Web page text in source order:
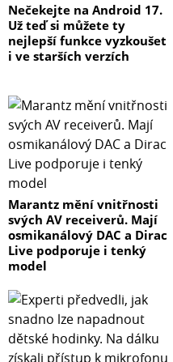
Nečekejte na Android 17.
Už teď si můžete ty
nejlepší funkce vyzkoušet
i ve starších verzích
Marantz mění vnitřnosti
svých AV receiverů. Mají
osmikanálový DAC a Dirac
Live podporuje i tenký
model